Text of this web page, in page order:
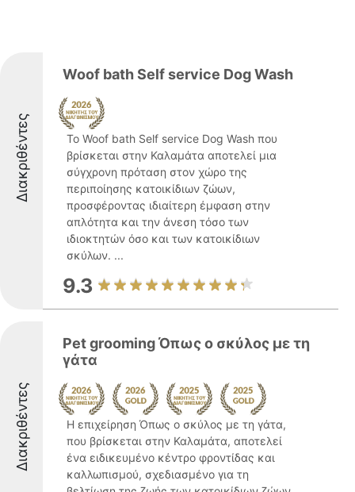
Διακριθέντες
Woof bath Self service Dog Wash
Το Woof bath Self service Dog Wash που
βρίσκεται στην Καλαμάτα αποτελεί μια
σύγχρονη πρόταση στον χώρο της
περιποίησης κατοικίδιων ζώων,
προσφέροντας ιδιαίτερη έμφαση στην
απλότητα και την άνεση τόσο των
ιδιοκτητών όσο και των κατοικίδιων
σκύλων. ...
9.3
Διακριθέντες
Pet grooming Όπως ο σκύλος με τη
γάτα
Η επιχείρηση Όπως ο σκύλος με τη γάτα,
που βρίσκεται στην Καλαμάτα, αποτελεί
ένα ειδικευμένο κέντρο φροντίδας και
καλλωπισμού, σχεδιασμένο για τη